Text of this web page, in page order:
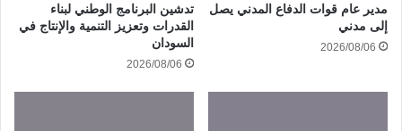
مدير عام قوات الدفاع المدني يصل
إلى مدني
2026/08/06
تدشين البرنامج الوطني لبناء
القدرات وتعزيز التنمية والإنتاج في
السودان
2026/08/06